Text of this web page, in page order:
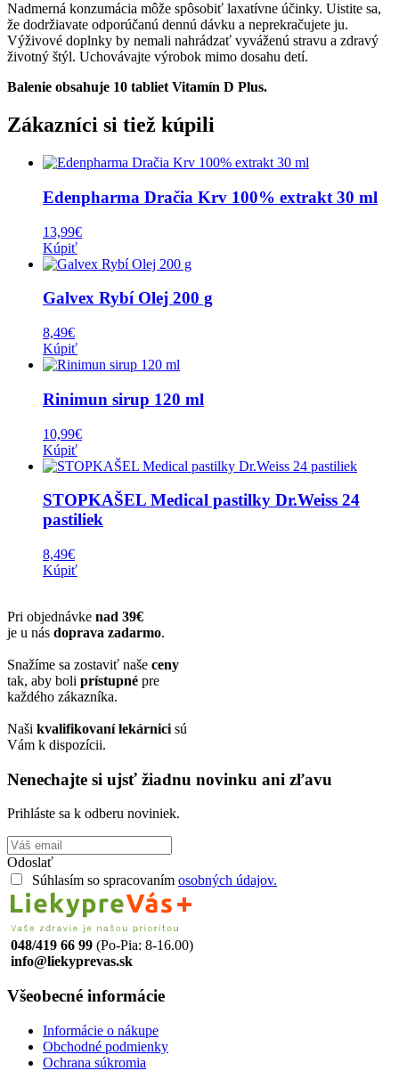
Nadmerná konzumácia môže spôsobiť laxatívne účinky. Uistite sa,
že dodržiavate odporúčanú dennú dávku a neprekračujete ju.
Výživové doplnky by nemali nahrádzať vyváženú stravu a zdravý
životný štýl. Uchovávajte výrobok mimo dosahu detí.
Balenie obsahuje 10 tabliet Vitamín D Plus.
Zákazníci si tiež kúpili
Edenpharma Dračia Krv 100% extrakt 30 ml
13,99€
Kúpiť
Galvex Rybí Olej 200 g
8,49€
Kúpiť
Rinimun sirup 120 ml
10,99€
Kúpiť
STOPKAŠEL Medical pastilky Dr.Weiss 24
pastiliek
8,49€
Kúpiť
Pri objednávke nad 39€
je u nás doprava zadarmo.
Snažíme sa zostaviť naše ceny
tak, aby boli prístupné pre
každého zákazníka.
Naši kvalifikovaní lekárnici sú
Vám k dispozícii.
Nenechajte si ujsť žiadnu novinku ani zľavu
Prihláste sa k odberu noviniek.
Odoslať
Súhlasím so spracovaním osobných údajov.
048/419 66 99 (Po-Pia: 8-16.00)
info@liekyprevas.sk
Všeobecné informácie
Informácie o nákupe
Obchodné podmienky
Ochrana súkromia